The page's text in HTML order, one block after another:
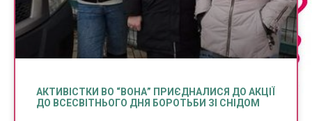
АКТИВІСТКИ ВО “ВОНА” ПРИЄДНАЛИСЯ ДО АКЦІЇ
ДО ВСЕСВІТНЬОГО ДНЯ БОРОТЬБИ ЗІ СНІДОМ